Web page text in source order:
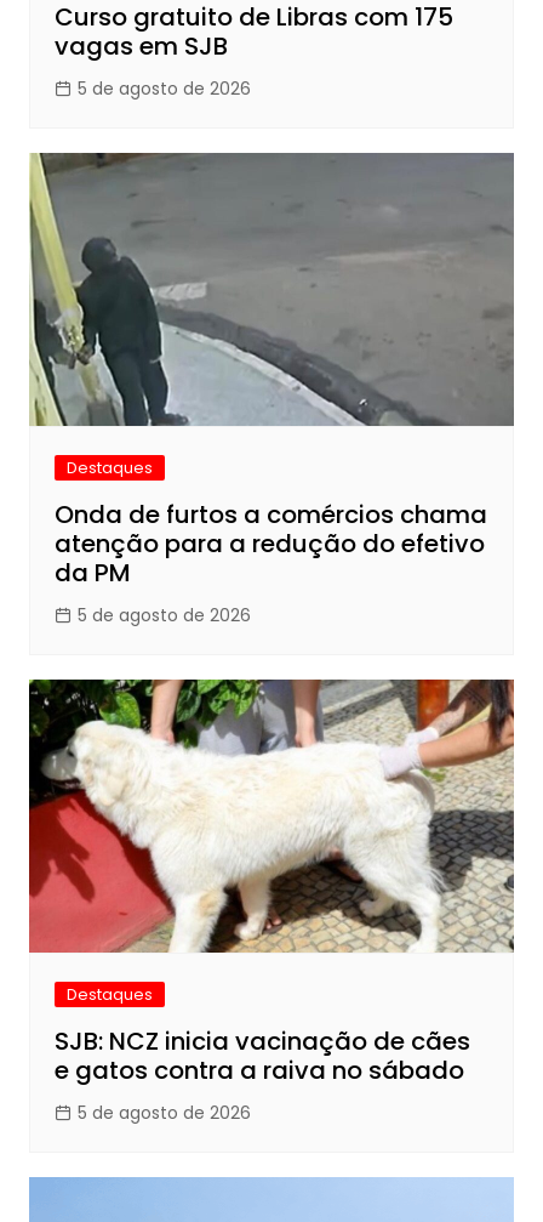
Curso gratuito de Libras com 175
vagas em SJB
5 de agosto de 2026
Destaques
Onda de furtos a comércios chama
atenção para a redução do efetivo
da PM
5 de agosto de 2026
Destaques
SJB: NCZ inicia vacinação de cães
e gatos contra a raiva no sábado
5 de agosto de 2026